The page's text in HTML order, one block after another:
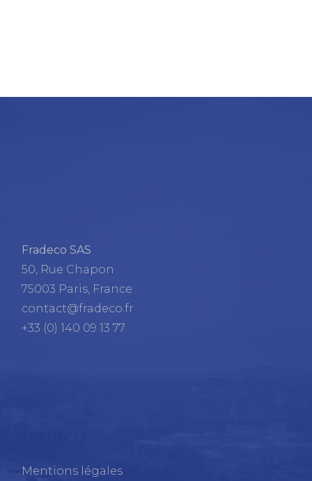
Fradeco SAS
50, Rue Chapon
75003 Paris, France
contact@fradeco.fr
+33 (0) 140 09 13 77
Mentions légales